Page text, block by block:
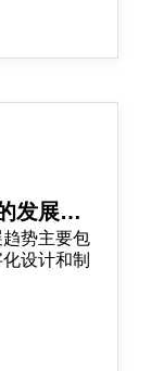
发展趋
势主要包
设计和制